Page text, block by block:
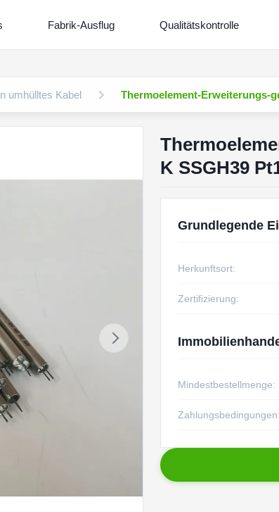
Fabrik-Ausflug Qualitätskontrolle
umhülltes Kabel Thermoelement-Erweiterungs-
K SSGH39
Grundlegende
Herkunftsort:
Zertifizierung:
Mindestbestellmenge:
Zahlungsbedingungen: